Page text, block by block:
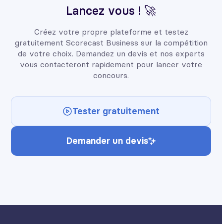
Lancez vous ! 🚀
Créez votre propre plateforme et testez
gratuitement Scorecast Business sur la compétition
de votre choix. Demandez un devis et nos experts
vous contacteront rapidement pour lancer votre
concours.
Tester gratuitement
Demander un devis